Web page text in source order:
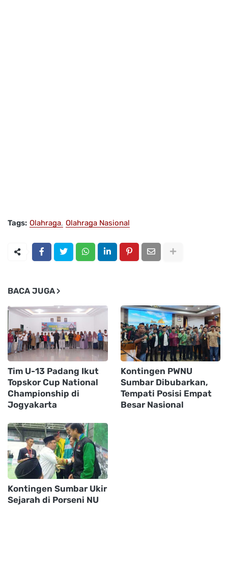
Tags: Olahraga Olahraga Nasional
BACA JUGA
Tim U-13 Padang Ikut
Topskor Cup National
Championship di
Jogyakarta
Kontingen PWNU
Sumbar Dibubarkan,
Tempati Posisi Empat
Besar Nasional
Kontingen Sumbar Ukir
Sejarah di Porseni NU